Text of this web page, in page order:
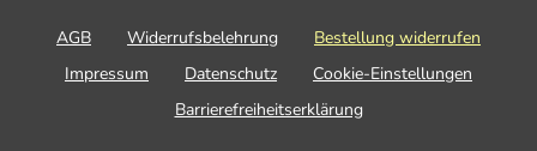
AGB Widerrufsbelehrung
Bestellung widerrufen
Impressum
Datenschutz
Cookie-Einstellungen
Barrierefreiheitserklärung